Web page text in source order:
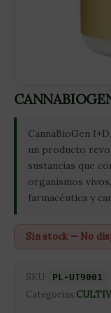
CannaBioGen
un producto
sustancias que
organismos
farmacéutica y
Sin stock — No
SKU: PL-UT9001
Categorías: